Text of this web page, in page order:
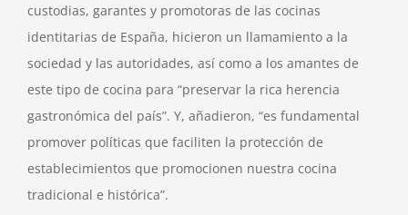
custodias, garantes y promotoras de las cocinas
identitarias de España, hicieron un llamamiento a la
sociedad y las autoridades, así como a los amantes de
este tipo de cocina para “preservar la rica herencia
gastronómica del país”. Y, añadieron, “es fundamental
promover políticas que faciliten la protección de
establecimientos que promocionen nuestra cocina
tradicional e histórica”.